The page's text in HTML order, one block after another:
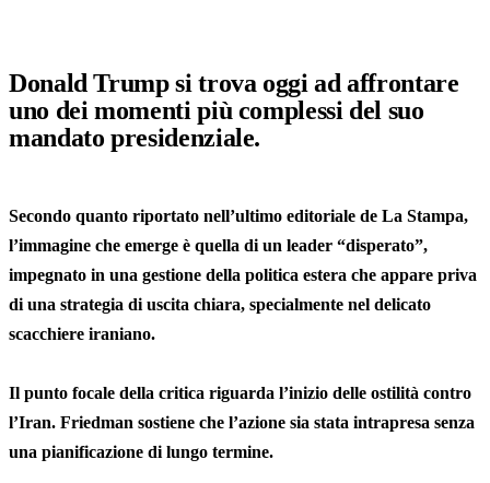
Donald Trump si trova oggi ad affrontare
uno dei momenti più complessi del suo
mandato presidenziale.
Secondo quanto riportato nell’ultimo editoriale de La Stampa,
l’immagine che emerge è quella di un leader “disperato”,
impegnato in una gestione della politica estera che appare priva
di una strategia di uscita chiara, specialmente nel delicato
scacchiere iraniano.
Il punto focale della critica riguarda l’inizio delle ostilità contro
l’Iran. Friedman sostiene che l’azione sia stata intrapresa senza
una pianificazione di lungo termine.